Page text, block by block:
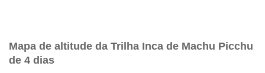
Mapa de altitude da Trilha Inca de Machu Picchu
de 4 dias